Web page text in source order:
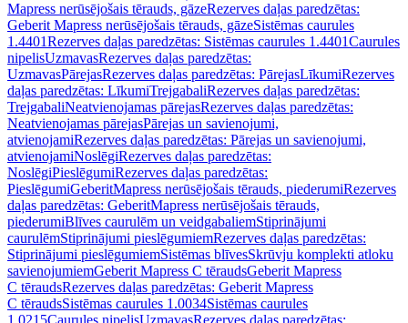
Mapress nerūsējošais tērauds, gāzeRezerves daļas paredzētas:
Geberit Mapress nerūsējošais tērauds, gāzeSistēmas caurules
1.4401Rezerves daļas paredzētas: Sistēmas caurules 1.4401Caurules
nipelisUzmavasRezerves daļas paredzētas:
UzmavasPārejasRezerves daļas paredzētas: PārejasLīkumiRezerves
daļas paredzētas: LīkumiTrejgabaliRezerves daļas paredzētas:
TrejgabaliNeatvienojamas pārejasRezerves daļas paredzētas:
Neatvienojamas pārejasPārejas un savienojumi,
atvienojamiRezerves daļas paredzētas: Pārejas un savienojumi,
atvienojamiNoslēgiRezerves daļas paredzētas:
NoslēgiPieslēgumiRezerves daļas paredzētas:
PieslēgumiGeberitMapress nerūsējošais tērauds, piederumiRezerves
daļas paredzētas: GeberitMapress nerūsējošais tērauds,
piederumiBlīves caurulēm un veidgabaliemStiprinājumi
caurulēmStiprinājumi pieslēgumiemRezerves daļas paredzētas:
Stiprinājumi pieslēgumiemSistēmas blīvesSkrūvju komplekti atloku
savienojumiemGeberit Mapress C tēraudsGeberit Mapress
C tēraudsRezerves daļas paredzētas: Geberit Mapress
C tēraudsSistēmas caurules 1.0034Sistēmas caurules
1.0215Caurules nipelisUzmavasRezerves daļas paredzētas: